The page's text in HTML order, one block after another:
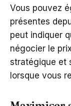
Vous pouvez
présentes
peut indiquer
négocier le
stratégique et
lorsque vous